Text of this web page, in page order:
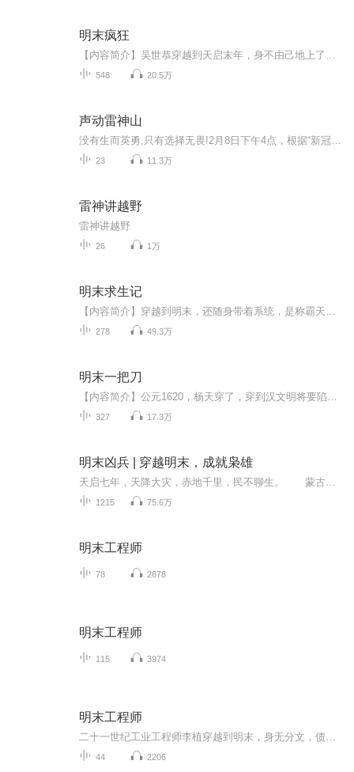
明末疯狂
548 20.5万
声动雷神山
23 11.3万
雷神讲越野
雷神讲越野
26 1万
明末求生记
278 49.3万
明末一把刀
327 17.3万
明末凶兵 | 穿越明末，成就枭雄
1215 75.6万
明末工程师
78 2678
明末工程师
115 3974
明末工程师
44 2206